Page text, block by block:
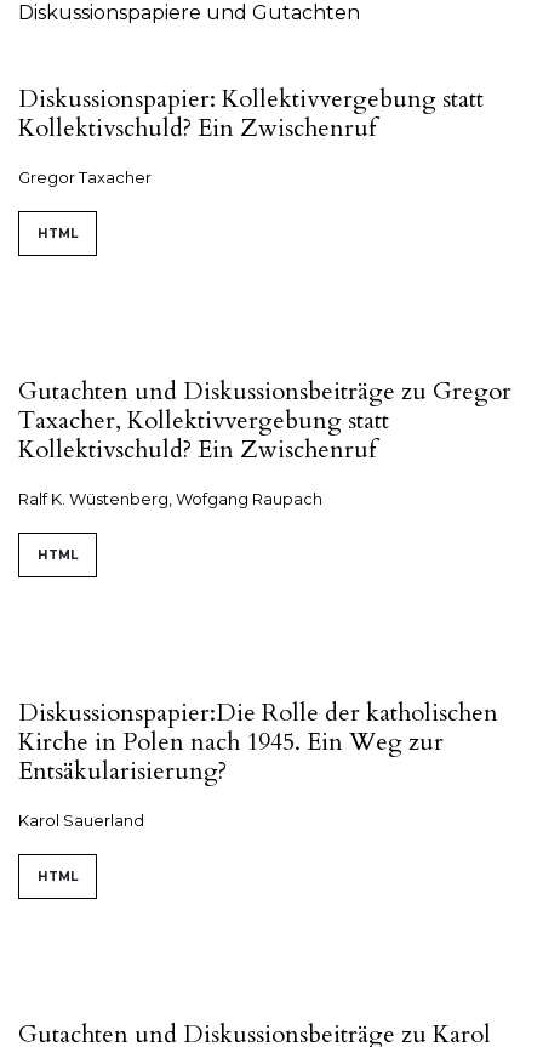
Diskussionspapiere und Gutachten
Diskussionspapier: Kollektivvergebung statt
Kollektivschuld? Ein Zwischenruf
Gregor Taxacher
HTML
Gutachten und Diskussionsbeiträge zu Gregor
Taxacher, Kollektivvergebung statt
Kollektivschuld? Ein Zwischenruf
Ralf K. Wüstenberg, Wofgang Raupach
HTML
Diskussionspapier:Die Rolle der katholischen
Kirche in Polen nach 1945. Ein Weg zur
Entsäkularisierung?
Karol Sauerland
HTML
Gutachten und Diskussionsbeiträge zu Karol